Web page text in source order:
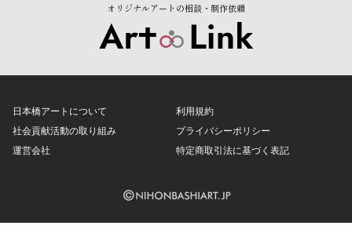
オリジナルアートの相談・制作依頼
日本橋アートについて
社会貢献活動の取り組み
運営会社
利用規約
プライバシーポリシー
特定商取引法に基づく表記